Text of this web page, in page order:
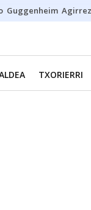
Guggenheim
TXORIERRI